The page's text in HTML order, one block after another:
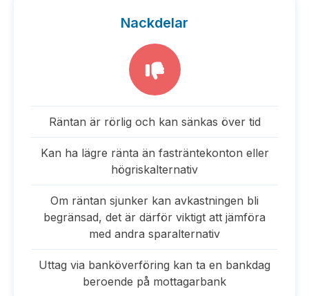
Nackdelar
Räntan är rörlig och kan sänkas över tid
Kan ha lägre ränta än fasträntekonton eller
högriskalternativ
Om räntan sjunker kan avkastningen bli
begränsad, det är därför viktigt att jämföra
med andra sparalternativ
Uttag via banköverföring kan ta en bankdag
beroende på mottagarbank